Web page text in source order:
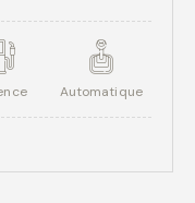
Automatique